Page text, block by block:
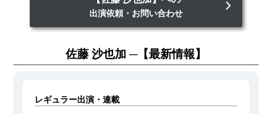
出演依頼・お問い合わせ
佐藤 沙也加 【最新情報】
レギュラー出演・連載